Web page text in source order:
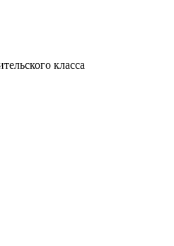
класса